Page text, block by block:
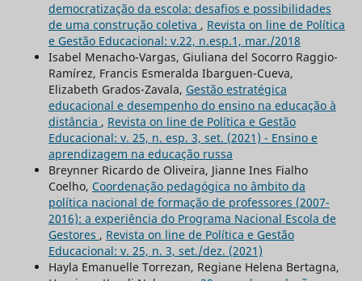
democratização da escola: desafios e possibilidades
de uma construção coletiva , Revista on line de Política
e Gestão Educacional: v.22, n.esp.1, mar./2018
Isabel Menacho-Vargas, Giuliana del Socorro Raggio-
Ramírez, Francis Esmeralda Ibarguen-Cueva,
Elizabeth Grados-Zavala, Gestão estratégica
educacional e desempenho do ensino na educação à
distância , Revista on line de Política e Gestão
Educacional: v. 25, n. esp. 3, set. (2021) - Ensino e
aprendizagem na educação russa
Breynner Ricardo de Oliveira, Jianne Ines Fialho
Coelho, Coordenação pedagógica no âmbito da
política nacional de formação de professores (2007-
2016): a experiência do Programa Nacional Escola de
Gestores , Revista on line de Política e Gestão
Educacional: v. 25, n. 3, set./dez. (2021)
Hayla Emanuelle Torrezan, Regiane Helena Bertagna,